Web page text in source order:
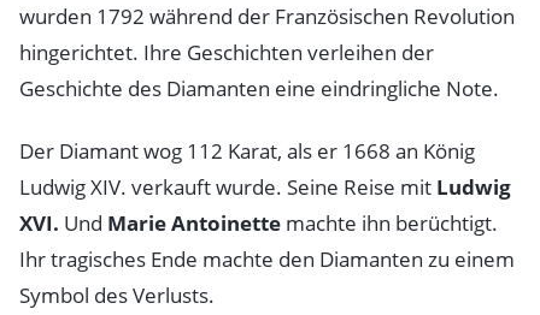
wurden 1792 während der Französischen Revolution
hingerichtet. Ihre Geschichten verleihen der
Geschichte des Diamanten eine eindringliche Note.
Der Diamant wog 112 Karat, als er 1668 an König
Ludwig XIV. verkauft wurde. Seine Reise mit Ludwig
XVI. Und Marie Antoinette machte ihn berüchtigt.
Ihr tragisches Ende machte den Diamanten zu einem
Symbol des Verlusts.